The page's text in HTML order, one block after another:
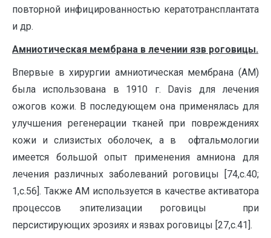
повторной инфицированностью кератотрансплантата
и др.
Амниотическая мембрана в лечении язв роговицы.
Впервые в хирургии амниотическая мембрана (АМ)
была использована в 1910 г. Davis для лечения
ожогов кожи. В последующем она применялась для
улучшения регенерации тканей при повреждениях
кожи и слизистых оболочек, а в офтальмологии
имеется большой опыт применения амниона для
лечения различных заболеваний роговицы [74,с.40;
1,с.56]. Также АМ используется в качестве активатора
процессов эпителизации роговицы при
персистирующих эрозиях и язвах роговицы [27,с.41].